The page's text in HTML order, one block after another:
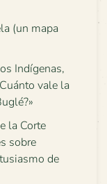
(un mapa
Indígenas,
vale la
la Corte
sobre
de